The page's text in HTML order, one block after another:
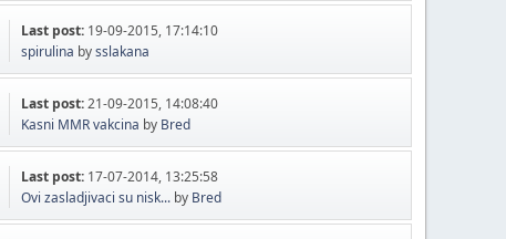
Last post: 19-09-2015, 17:14:10
spirulina bysslakana
Last post:21-09-2015, 14:08:40
Kasni MMR vakcina by Bred
Last post: 17-07-2014, 13:25:58
Ovi zasladjivaci su nisk... by Bred